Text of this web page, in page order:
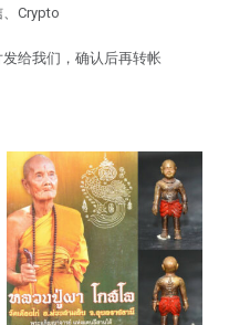
Crypto
给我们，确认后再转帐